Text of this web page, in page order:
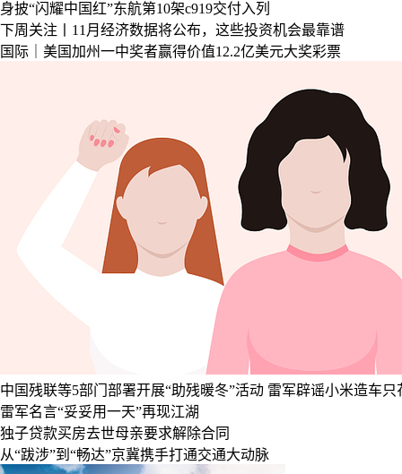
身披“闪耀中国红”东航第10架c919交付入列
下周关注丨11月经济数据将公布，这些投资机会最靠谱
国际｜美国加州一中奖者赢得价值12.2亿美元大奖彩票
中国残联等5部门部署开展“助残暖冬”活动 雷军辟谣小米造车只
雷军名言“妥妥用一天”再现江湖
独子贷款买房去世母亲要求解除合同
从“跋涉”到“畅达”京冀携手打通交通大动脉